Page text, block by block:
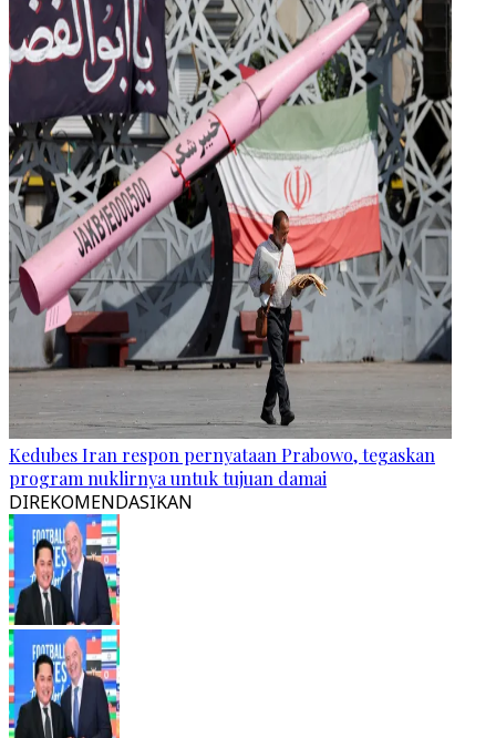
Kedubes Iran respon pernyataan Prabowo, tegaskan
program nuklirnya untuk tujuan damai
DIREKOMENDASIKAN